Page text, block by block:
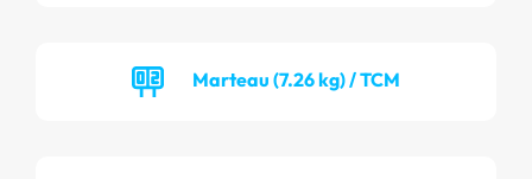
Marteau (7.26 kg) / TCM